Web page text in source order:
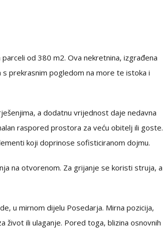
od 380 m2. Ova nekretnina, izgrađena
prekrasnim pogledom na more te istoka i
a dodatnu vrijednost daje nedavna
raspored prostora za veću obitelj ili goste.
koji doprinose sofisticiranom dojmu.
na otvorenom. Za grijanje se koristi struja, a
u mirnom dijelu Posedarja. Mirna pozicija,
život ili ulaganje. Pored toga, blizina osnovnih